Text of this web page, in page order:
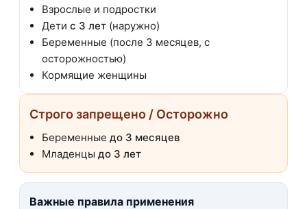
Взрослые и подростки
Дети с 3 лет (наружно)
Беременные (после 3 месяцев, с
осторожностью)
Кормящие женщины
Строго запрещено / Осторожно
Беременные до 3 месяцев
Младенцы до 3 лет
Важные правила применения